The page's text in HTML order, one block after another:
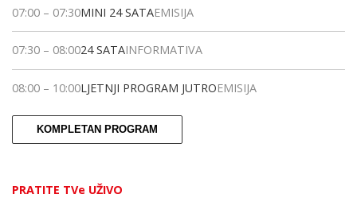
07:00 – 07:30MINI 24 SATAEMISIJA
07:30 – 08:0024 SATAINFORMATIVA
08:00 – 10:00LJETNJI PROGRAM JUTROEMISIJA
KOMPLETAN PROGRAM
PRATITE TVe UŽIVO